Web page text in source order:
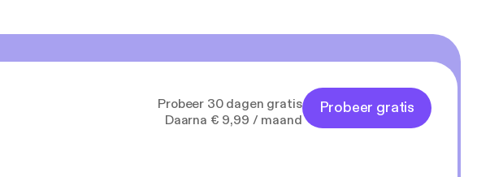
Probeer 30 dagen gratis
Daarna € 9,99 / maand
Probeer gratis